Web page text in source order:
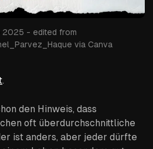
2025 - edited from
via Canva
.
den Hinweis, dass
oft überdurchschnittliche
ist anders, aber jeder dürfte